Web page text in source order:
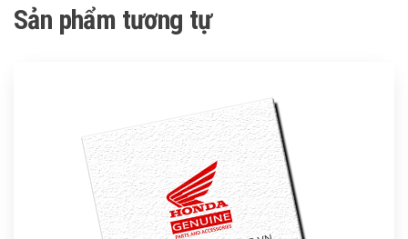
Sản phẩm tương tự